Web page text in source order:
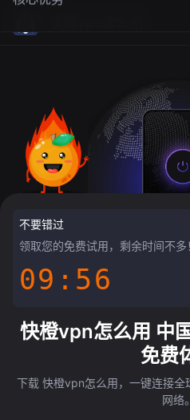
不要错过
领取您的免费试用，剩余时间不多
09:55
快橙vpn怎么用 中
免费
下载 快橙vpn怎么用，一键连接全
网络。